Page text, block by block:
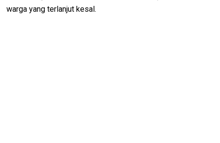
warga yang terlanjut kesal.